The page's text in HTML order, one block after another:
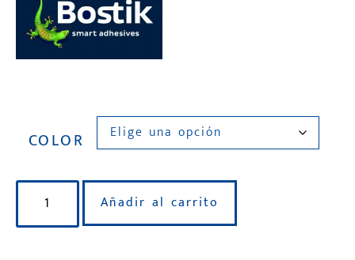
COLOR
Añadir al carrito